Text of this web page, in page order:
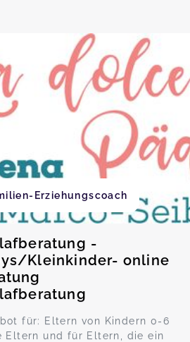
Erziehungscoach
-
Kleinkinder- online
für: Eltern von Kindern 0-6
Eltern und für Eltern, die ein